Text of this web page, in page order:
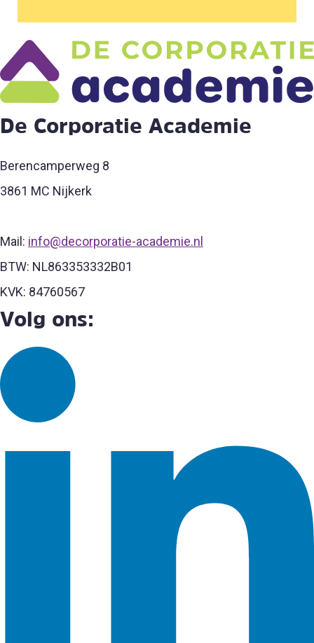
De Corporatie Academie
Berencamperweg 8
3861 MC Nijkerk
Mail: info@decorporatie-academie.nl
BTW: NL863353332B01
KVK: 84760567
Volg ons: